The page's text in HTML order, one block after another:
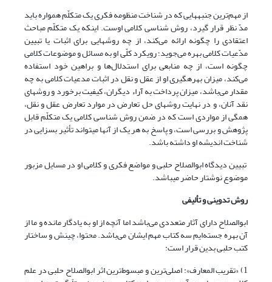
از مهم‌ترین جنبه‏هایی که در شناخت منظومه فکری یک متکلّم همواره باید
مدّ نظر قرار گیرد، روش شناسی کلامی اوست. اینکه یک متکلّم مباحث
اعتقادی را چگونه ارائه می‌کند، از چه روش‏هایی برای اثبات یا تبیین
مدّعیات کلامی بهره می‌جوید؛ رویکرد کلّی او به مسائل و موضوعات کلامی
چگونه است، از چه منابعی برای استدلال‌ها و براهین خود استفاده
می‌کند، میزان بهره‏گیری او از عقل و نقل در اثبات مدعیات کلامی به چه
مقدار می‌باشد، میزان پرداخت به آراء دیگران، کیفیت برخورد و روش‏های
نقد آنان، و در نهایت روش‏های حل تعارض در موارد تعارض عقل و نقل،
همگی از مواردی است که در ضمن روش شناسی کلامی یک متکلّم قابل
پژوهش و بررسی است، و پاسخ به هر یک از آنها می‏تواند تأثیر بسزایی در
شناخت اندیشه او داشته باشد.
تبیین دیدگاه ابوالصلاح حلبی و مواضع فکری و کلامی او در مسایل مزبور
موضوع نوشتار حاضر می‏باشد.
روش تدوینی و تألیفی
ابوالصلاح دارای آثار متعددی می‌باشد اما آنچه از او به یادگار مانده و ما از
آن بهره جسته‌ایم سه کتاب مهم ایشان می‌باشد. محتوا، چینش و ساختار
کتب حلبی بدین قرار است:
1) «تقریب المعارف»: اصلی‌ترین و مبسوط‌ترین اثر ابو‌الصلاح حلبی در علم